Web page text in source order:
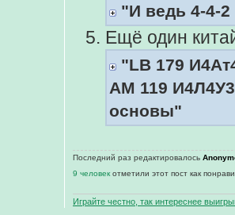
"И ведь 4-4-2
Ещё один
"LB 179
АМ 119
основы"
Последний раз редактировалось
9 человек отметили этот пост как
Играйте честно, так интереснее